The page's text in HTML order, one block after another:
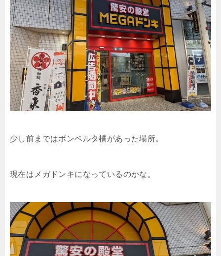
少し前まではボンベルタ橘があった場所。
現在はメガドンキになっているのかな。